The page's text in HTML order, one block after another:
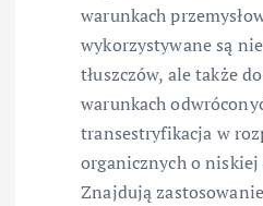
warunkach
wykorzystywane są
tłuszczów, ale także
warunkach
transestryfikacja w
organicznych o
Znajdują